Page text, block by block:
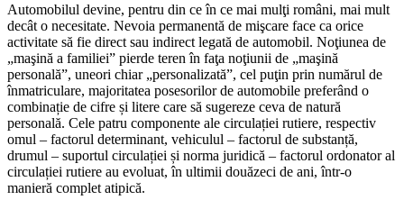
Automobilul devine, pentru din ce în ce mai mulţi români, mai mult
decât o necesitate. Nevoia permanentă de mişcare face ca orice
activitate să fie direct sau indirect legată de automobil. Noţiunea de
„maşină a familiei” pierde teren în faţa noţiunii de „maşină
personală”, uneori chiar „personalizată”, cel puţin prin numărul de
înmatriculare, majoritatea posesorilor de automobile preferând o
combinație de cifre și litere care să sugereze ceva de natură
personală. Cele patru componente ale circulației rutiere, respectiv
omul – factorul determinant, vehiculul – factorul de substanță,
drumul – suportul circulației și norma juridică – factorul ordonator al
circulației rutiere au evoluat, în ultimii douăzeci de ani, într-o
manieră complet atipică.